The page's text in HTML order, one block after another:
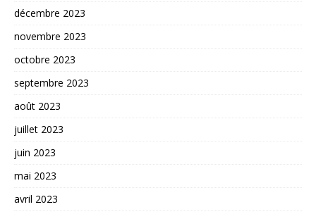
décembre 2023
novembre 2023
octobre 2023
septembre 2023
août 2023
juillet 2023
juin 2023
mai 2023
avril 2023